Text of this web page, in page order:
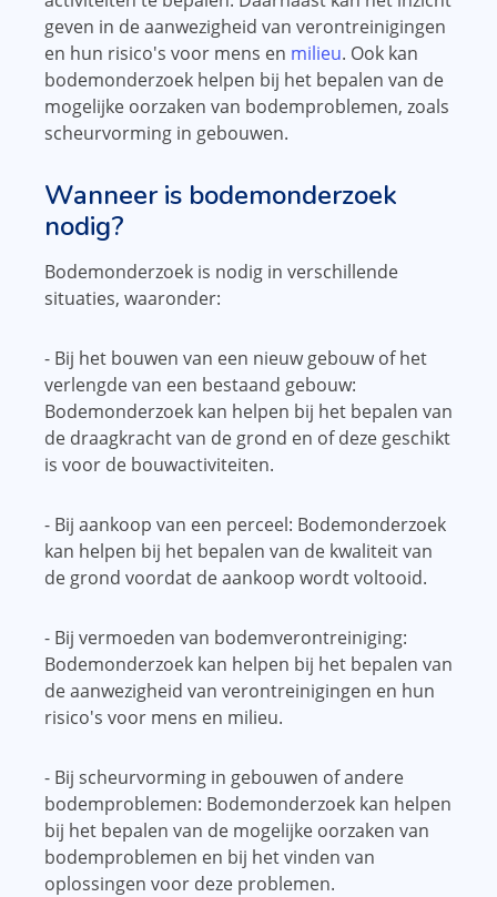
geven in de aanwezigheid van verontreinigingen
en hun risico's voor mens en milieu. Ook kan
bodemonderzoek helpen bij het bepalen van de
mogelijke oorzaken van bodemproblemen, zoals
scheurvorming in gebouwen.
Wanneer is bodemonderzoek
nodig?
Bodemonderzoek is nodig in verschillende
situaties, waaronder:
- Bij het bouwen van een nieuw gebouw of het
verlengde van een bestaand gebouw:
Bodemonderzoek kan helpen bij het bepalen van
de draagkracht van de grond en of deze geschikt
is voor de bouwactiviteiten.
- Bij aankoop van een perceel: Bodemonderzoek
kan helpen bij het bepalen van de kwaliteit van
de grond voordat de aankoop wordt voltooid.
- Bij vermoeden van bodemverontreiniging:
Bodemonderzoek kan helpen bij het bepalen van
de aanwezigheid van verontreinigingen en hun
risico's voor mens en milieu.
- Bij scheurvorming in gebouwen of andere
bodemproblemen: Bodemonderzoek kan helpen
bij het bepalen van de mogelijke oorzaken van
bodemproblemen en bij het vinden van
oplossingen voor deze problemen.